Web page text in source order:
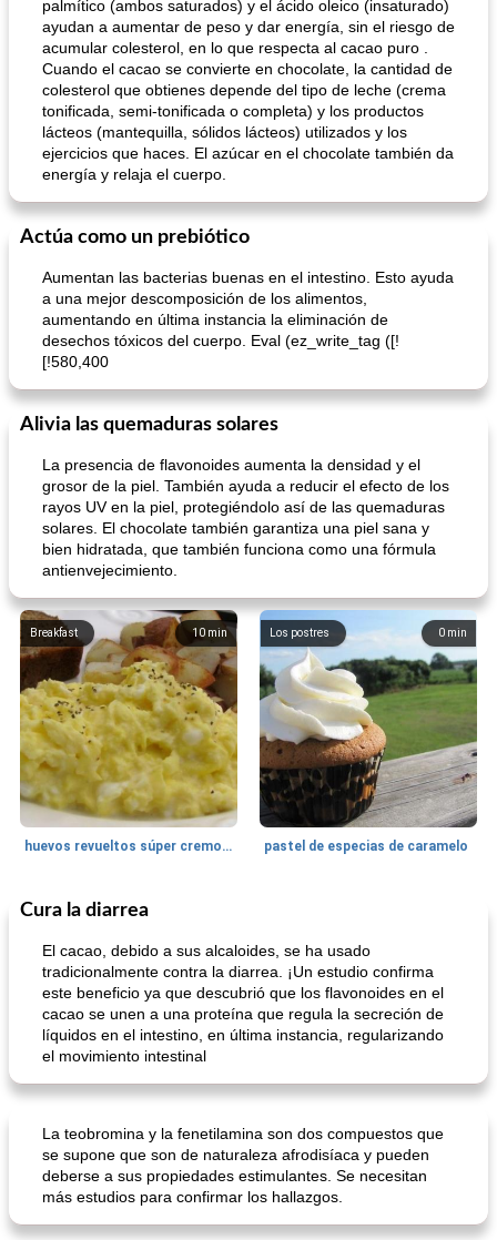
Galletas de avena de plátano (con una variación de 'mezcla de camino') Ensalada de zanahoria hawaiana
palmítico (ambos saturados) y el ácido oleico (insaturado)
ayudan a aumentar de peso y dar energía, sin el riesgo de
acumular colesterol, en lo que respecta al cacao puro .
Cuando el cacao se convierte en chocolate, la cantidad de
colesterol que obtienes depende del tipo de leche (crema
tonificada, semi-tonificada o completa) y los productos
lácteos (mantequilla, sólidos lácteos) utilizados y los
ejercicios que haces. El azúcar en el chocolate también da
energía y relaja el cuerpo.
Actúa como un prebiótico
Aumentan las bacterias buenas en el intestino. Esto ayuda
a una mejor descomposición de los alimentos,
aumentando en última instancia la eliminación de
desechos tóxicos del cuerpo. Eval (ez_write_tag ([!
[!580,400
Alivia las quemaduras solares
La presencia de flavonoides aumenta la densidad y el
grosor de la piel. También ayuda a reducir el efecto de los
rayos UV en la piel, protegiéndolo así de las quemaduras
solares. El chocolate también garantiza una piel sana y
bien hidratada, que también funciona como una fórmula
antienvejecimiento.
10 min
Breakfast
huevos revueltos súper cremosos
0 min
Los postres
pastel de especias de caramelo
Pechuga de pollo
Cura la diarrea
El cacao, debido a sus alcaloides, se ha usado
tradicionalmente contra la diarrea. ¡Un estudio confirma
este beneficio ya que descubrió que los flavonoides en el
cacao se unen a una proteína que regula la secreción de
líquidos en el intestino, en última instancia, regularizando
el movimiento intestinal
La teobromina y la fenetilamina son dos compuestos que
se supone que son de naturaleza afrodisíaca y pueden
deberse a sus propiedades estimulantes. Se necesitan
más estudios para confirmar los hallazgos.